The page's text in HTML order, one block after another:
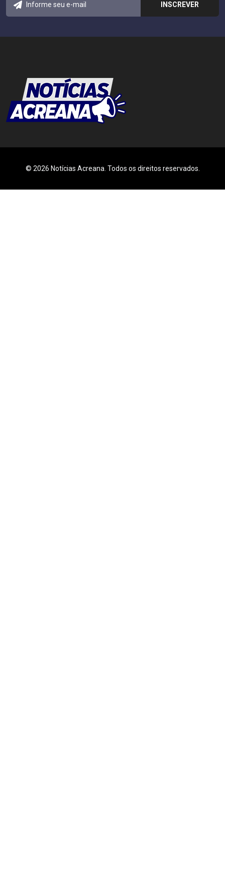
© 2026 Notícias Acreana. Todos os direitos reservados.